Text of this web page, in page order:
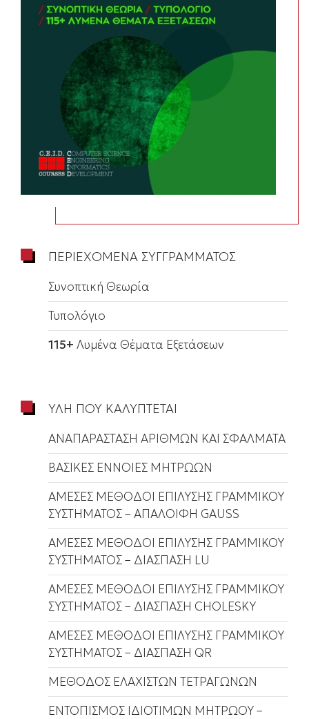
ΠΕΡΙΕΧΟΜΕΝΑ ΣΥΓΓΡΑΜΜΑΤΟΣ
Συνοπτική Θεωρία
Τυπολόγιο
115+ Λυμένα Θέματα Εξετάσεων
ΥΛΗ ΠΟΥ ΚΑΛΥΠΤΕΤΑΙ
ΑΝΑΠΑΡΑΣΤΑΣΗ ΑΡΙΘΜΩΝ ΚΑΙ ΣΦΑΛΜΑΤΑ
ΒΑΣΙΚΕΣ ΕΝΝΟΙΕΣ ΜΗΤΡΩΩΝ
ΑΜΕΣΕΣ ΜΕΘΟΔΟΙ ΕΠΙΛΥΣΗΣ ΓΡΑΜΜΙΚΟΥ
ΣΥΣΤΗΜΑΤΟΣ – ΑΠΑΛΟΙΦΗ GAUSS
ΑΜΕΣΕΣ ΜΕΘΟΔΟΙ ΕΠΙΛΥΣΗΣ ΓΡΑΜΜΙΚΟΥ
ΣΥΣΤΗΜΑΤΟΣ – ΔΙΑΣΠΑΣΗ LU
ΑΜΕΣΕΣ ΜΕΘΟΔΟΙ ΕΠΙΛΥΣΗΣ ΓΡΑΜΜΙΚΟΥ
ΣΥΣΤΗΜΑΤΟΣ – ΔΙΑΣΠΑΣΗ CHOLESKY
ΑΜΕΣΕΣ ΜΕΘΟΔΟΙ ΕΠΙΛΥΣΗΣ ΓΡΑΜΜΙΚΟΥ
ΣΥΣΤΗΜΑΤΟΣ – ΔΙΑΣΠΑΣΗ QR
ΜΕΘΟΔΟΣ ΕΛΑΧΙΣΤΩΝ ΤΕΤΡΑΓΩΝΩΝ
ΕΝΤΟΠΙΣΜΟΣ ΙΔΙΟΤΙΜΩΝ ΜΗΤΡΩΟΥ –